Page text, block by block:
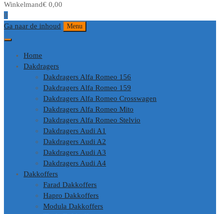
Winkelmand€ 0,00
0
Ga naar de inhoud
Menu
Home
Dakdragers
Dakdragers Alfa Romeo 156
Dakdragers Alfa Romeo 159
Dakdragers Alfa Romeo Crosswagen
Dakdragers Alfa Romeo Mito
Dakdragers Alfa Romeo Stelvio
Dakdragers Audi A1
Dakdragers Audi A2
Dakdragers Audi A3
Dakdragers Audi A4
Dakkoffers
Farad Dakkoffers
Hapro Dakkoffers
Modula Dakkoffers